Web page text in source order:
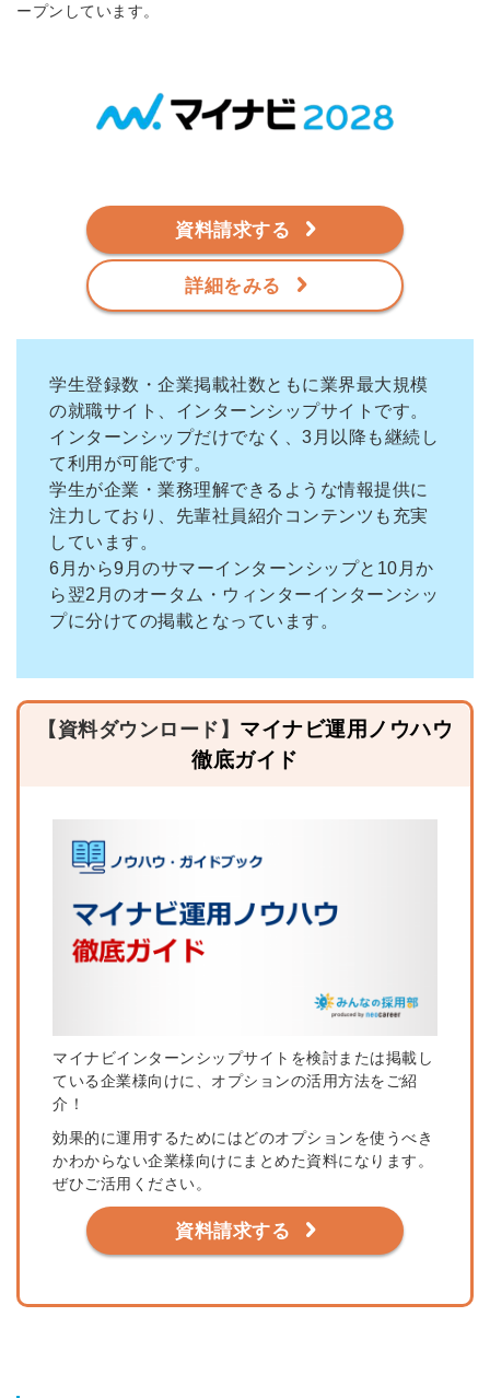
ープンしています。
資料請求する
詳細をみる
学生登録数・企業掲載社数ともに業界最大規模
の就職サイト、インターンシップサイトです。
インターンシップだけでなく、3月以降も継続し
て利用が可能です。
学生が企業・業務理解できるような情報提供に
注力しており、先輩社員紹介コンテンツも充実
しています。
6月から9月のサマーインターンシップと10月か
ら翌2月のオータム・ウィンターインターンシッ
プに分けての掲載となっています。
【資料ダウンロード】 マイナビ運用ノウハウ
徹底ガイド
マイナビインターンシップサイトを検討または掲載し
ている企業様向けに、 オプションの活用方法をご紹
介！
効果的に運用するために はどのオプションを使うべき
かわからない企業様向けにまとめた資料になります。
ぜひご活用ください。
資料請求する